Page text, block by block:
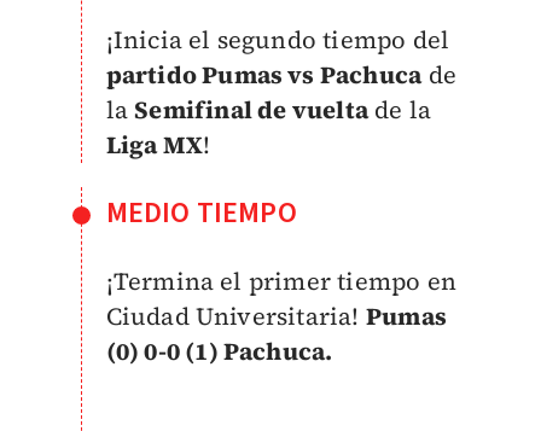
¡Inicia el segundo tiempo del
partido Pumas vs Pachucade
laSemifinal de vueltade la
Liga MX!
MEDIO TIEMPO
¡Termina el primer tiempo en
Ciudad Universitaria! Pumas
(0) 0-0 (1) Pachuca.